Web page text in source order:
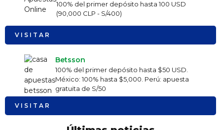
100% del primer depósito hasta 100 USD
(90,000 CLP - S/400)
VISITAR
Betsson
100% del primer depósito hasta $50 USD.
México: 100% hasta $5,000. Perú: apuesta
gratuita de S/50
VISITAR